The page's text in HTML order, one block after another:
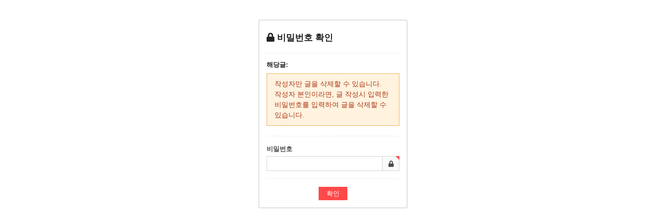
비밀번호 확인
해당글:
작성자만 글을 삭제할 수 있습니다.
작성자 본인이라면, 글 작성시 입력한
비밀번호를 입력하여 글을 삭제할 수
있습니다.
비밀번호